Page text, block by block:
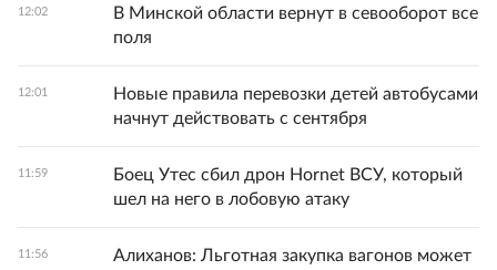
12:02
В Минской области вернут в севооборот все
поля
12:01
Новые правила перевозки детей автобусами
начнут действовать с сентября
11:59
Боец Утес сбил дрон Hornet ВСУ, который
шел на него в лобовую атаку
11:56
Алиханов: Льготная закупка вагонов может